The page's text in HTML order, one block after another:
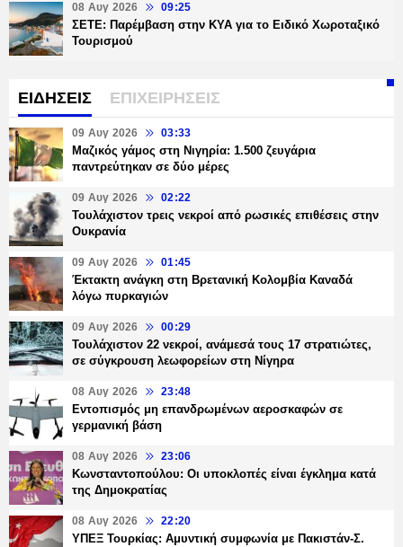
08 Αυγ 2026 09:25
ΣΕΤΕ: Παρέμβαση στην ΚΥΑ για το Ειδικό Χωροταξικό
Τουρισμού
ΕΙΔΗΣΕΙΣ ΕΠΙΧΕΙΡΗΣΕΙΣ
09 Αυγ 2026 03:33
Μαζικός γάμος στη Νιγηρία: 1.500 ζευγάρια
παντρεύτηκαν σε δύο μέρες
09 Αυγ 2026 02:22
Τουλάχιστον τρεις νεκροί από ρωσικές επιθέσεις στην
Ουκρανία
09 Αυγ 2026 01:45
Έκτακτη ανάγκη στη Βρετανική Κολομβία Καναδά
λόγω πυρκαγιών
09 Αυγ 2026 00:29
Τουλάχιστον 22 νεκροί, ανάμεσά τους 17 στρατιώτες,
σε σύγκρουση λεωφορείων στη Νίγηρα
08 Αυγ 2026 23:48
Εντοπισμός μη επανδρωμένων αεροσκαφών σε
γερμανική βάση
08 Αυγ 2026 23:06
Κωνσταντοπούλου: Οι υποκλοπές είναι έγκλημα κατά
της Δημοκρατίας
08 Αυγ 2026 22:20
ΥΠΕΞ Τουρκίας: Αμυντική συμφωνία με Πακιστάν-Σ.